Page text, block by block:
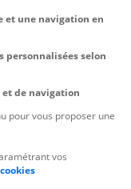
et une navigation en
personnalisées selon
de navigation
pour vous proposer une
vos